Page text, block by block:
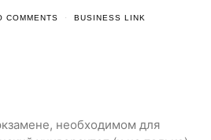
COMMENTS BUSINESS LINK
необходимом для